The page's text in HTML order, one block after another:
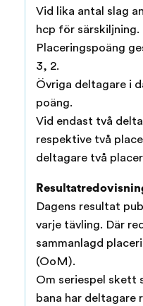
Vid lika antal slag
hcp för särskiljning.
Placeringspoäng
3, 2.
Övriga deltagare i
poäng.
Vid endast två
respektive två
deltagare två
Dagens resultat
varje tävling. Där
sammanlagd
(OoM).
Om seriespel skett
bana har deltagare